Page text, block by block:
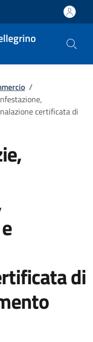
/
certificata di
di